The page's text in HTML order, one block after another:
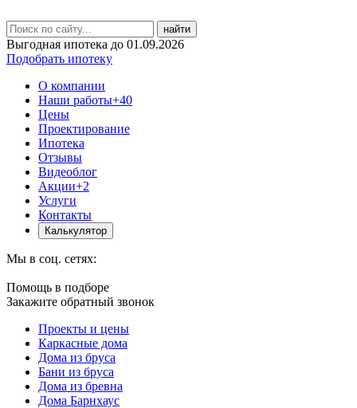
найти
Выгодная ипотека до 01.09.2026
Подобрать ипотеку
О компании
Наши работы+40
Цены
Проектирование
Ипотека
Отзывы
Видеоблог
Акции+2
Услуги
Контакты
Калькулятор
Мы в соц. сетях:
Помощь в подборе
Закажите обратный звонок
Проекты и цены
Каркасные дома
Дома из бруса
Бани из бруса
Дома из бревна
Дома Барнхаус